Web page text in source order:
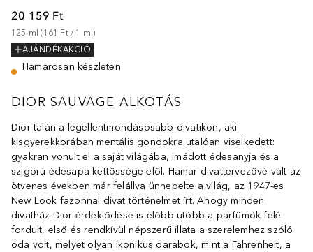
20 159 Ft
125 ml (161 Ft / 1 ml)
AJÁNDÉKAKCIÓ
Hamarosan készleten
DIOR SAUVAGE ALKOTÁS
Dior talán a legellentmondásosabb divatikon, aki
kisgyerekkorában mentális gondokra utalóan viselkedett:
gyakran vonult el a saját világába, imádott édesanyja és a
szigorú édesapa kettőssége elől. Hamar divattervezővé vált az
ötvenes években már felállva ünnepelte a világ, az 1947-es
New Look fazonnal divat történelmet írt. Ahogy minden
divatház Dior érdeklődése is előbb-utóbb a parfümök felé
fordult, első és rendkívül népszerű illata a szerelemhez szóló
óda volt, melyet olyan ikonikus darabok, mint a Fahrenheit, a